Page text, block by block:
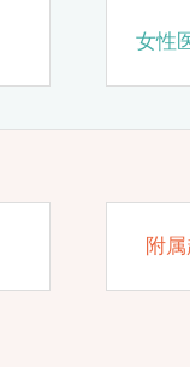
女性
附